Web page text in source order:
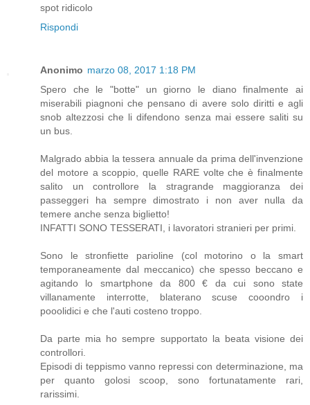
spot ridicolo
Rispondi
Anonimo marzo 08, 2017 1:18 PM
Spero che le "botte" un giorno le diano finalmente ai
miserabili piagnoni che pensano di avere solo diritti e agli
snob altezzosi che li difendono senza mai essere saliti su
un bus.
Malgrado abbia la tessera annuale da prima dell'invenzione
del motore a scoppio, quelle RARE volte che è finalmente
salito un controllore la stragrande maggioranza dei
passeggeri ha sempre dimostrato i non aver nulla da
temere anche senza biglietto!
INFATTI SONO TESSERATI, i lavoratori stranieri per primi.
Sono le stronfiette parioline (col motorino o la smart
temporaneamente dal meccanico) che spesso beccano e
agitando lo smartphone da 800 € da cui sono state
villanamente interrotte, blaterano scuse cooondro i
pooolidici e che l'auti costeno troppo.
Da parte mia ho sempre supportato la beata visione dei
controllori.
Episodi di teppismo vanno repressi con determinazione, ma
per quanto golosi scoop, sono fortunatamente rari,
rarissimi.